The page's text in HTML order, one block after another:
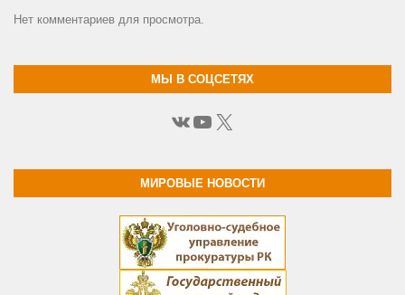
Нет комментариев для просмотра.
МЫ В СОЦСЕТЯХ
ВКонтакте
YouTube
X
МИРОВЫЕ НОВОСТИ